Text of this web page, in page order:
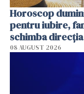
Horoscop
pentru iubire,
schimba
08 AUGUST 2026